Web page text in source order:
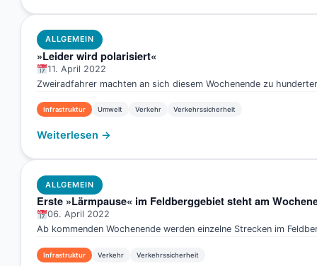
ALLGEMEIN
»Leider wird polarisiert«
11. April 2022
Zweiradfahrer machten an sich diesem Wochenende zu
Infrastruktur Umwelt Verkehr Verkehrssicherheit
Weiterlesen →
ALLGEMEIN
Erste »Lärmpause« im Feldberggebiet steht am
06. April 2022
Ab kommenden Wochenende werden einzelne Strecken im
Infrastruktur Verkehr Verkehrssicherheit